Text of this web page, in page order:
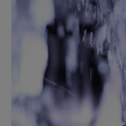
Anbindung
Name
Anbieter
Zweck
k.A.
Cookie Name